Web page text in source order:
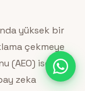
yüksek bir
çekmeye
(AEO) ise
zeka